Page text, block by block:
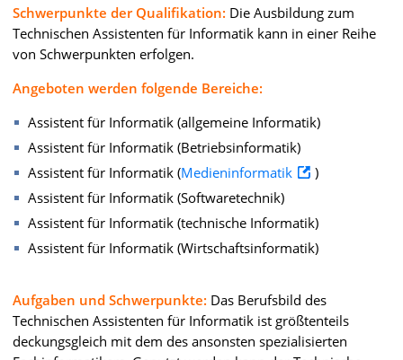
Schwerpunkte der Qualifikation: Die Ausbildung zum
Technischen Assistenten für Informatik kann in einer Reihe
von Schwerpunkten erfolgen.
Angeboten werden folgende Bereiche:
Assistent für Informatik (allgemeine Informatik)
Assistent für Informatik (Betriebsinformatik)
Assistent für Informatik (Medieninformatik
)
Assistent für Informatik (Softwaretechnik)
Assistent für Informatik (technische Informatik)
Assistent für Informatik (Wirtschaftsinformatik)
Aufgaben und Schwerpunkte: Das Berufsbild des
Technischen Assistenten für Informatik ist größtenteils
deckungsgleich mit dem des ansonsten spezialisierten